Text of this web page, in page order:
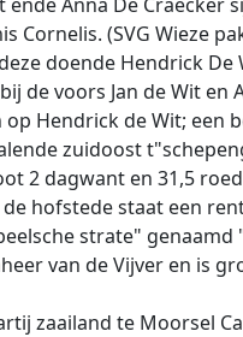
Cornelis. (SVG Wieze
doende Hendrick
de voors Jan de Wit en
op Hendrick de Wit;
zuidoost
2 dagwant en 31,5
hofstede staat een
strate"
van de Vijver en is
zaailand te Moorsel